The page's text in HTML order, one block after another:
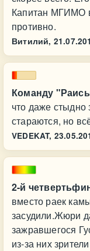
Капитан МГИМО
противно.
Витилий,
Команду
что даже стыдно
стараются, но
VEDEKAT,
2-й
вместо раек
засудили.Жюри
зажравшегося
из-за них